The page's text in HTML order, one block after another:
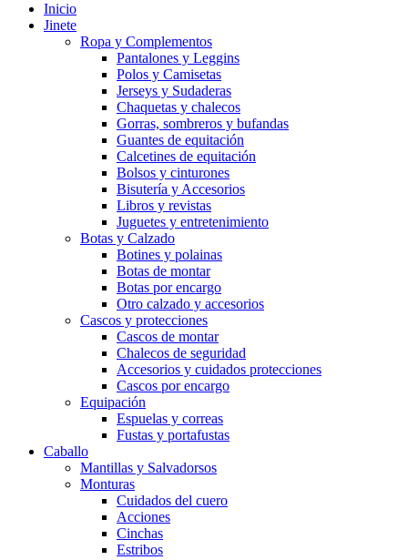
Inicio
Jinete
Ropa y Complementos
Pantalones y Leggins
Polos y Camisetas
Jerseys y Sudaderas
Chaquetas y chalecos
Gorras, sombreros y bufandas
Guantes de equitación
Calcetines de equitación
Bolsos y cinturones
Bisutería y Accesorios
Libros y revistas
Juguetes y entretenimiento
Botas y Calzado
Botines y polainas
Botas de montar
Botas por encargo
Otro calzado y accesorios
Cascos y protecciones
Cascos de montar
Chalecos de seguridad
Accesorios y cuidados protecciones
Cascos por encargo
Equipación
Espuelas y correas
Fustas y portafustas
Caballo
Mantillas y Salvadorsos
Monturas
Cuidados del cuero
Acciones
Cinchas
Estribos